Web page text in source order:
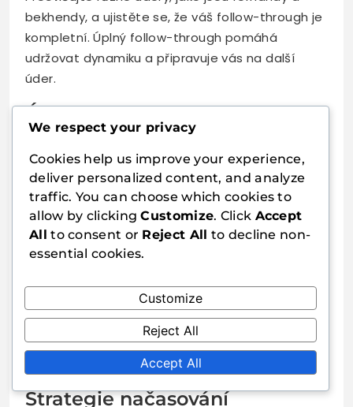
bekhendy, a ujistěte se, že váš follow-through je
kompletní. Úplný follow-through pomáhá
udržovat dynamiku a připravuje vás na další
úder.
Úpravy nohou
postavení při úderu míčku. S těžkou pálkou
možná budete muset upravit svůj postoj, abyste
udrželi rovnováhu a stabilitu. Rychlé boční
pohyby vám mohou pomoci dostat se do
nejlepší pozice pro každý úder.
nohou a obratnost. Schopnost rychle a efektivně
se pohybovat vám umožní udržet kontrolu nad
vašimi údery, zejména při čelních rychlých
Strategie načasování
We respect your privacy
Cookies help us improve your experience,
deliver personalized content, and analyze
traffic. You can choose which cookies to
allow by clickingCustomize. Click Accept
All to consent or Reject All to decline non-
essential cookies.
Customize
Reject All
Accept All